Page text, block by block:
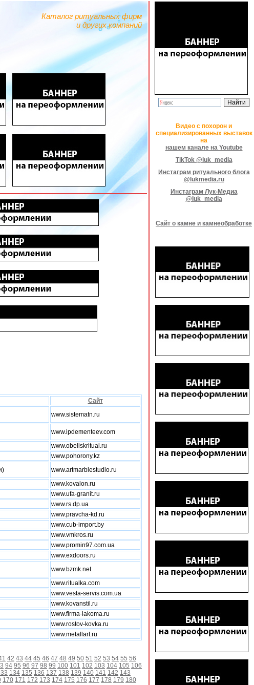
Каталог ритуальных фирм
и других компаний
Сайт
www.sistematn.ru
www.ipdementeev.com
www.obeliskritual.ru
www.pohorony.kz
www.artmarblestudio.ru
www.kovalon.ru
www.ufa-granit.ru
www.rs.dp.ua
www.pravcha-kd.ru
www.cub-import.by
www.vmkros.ru
www.promin97.com.ua
www.exdoors.ru
www.bzmk.net
www.ritualka.com
www.vesta-servis.com.ua
www.kovanstil.ru
www.firma-lakoma.ru
www.rostov-kovka.ru
www.metallart.ru
42 43 44 45 46 47 48 49 50 51 52 53 54 55 56
94 95 96 97 98 99 100 101 102 103 104 105 106
134 135 136 137 138 139 140 141 142 143
170 171 172 173 174 175 176 177 178 179 180
Видео с похорон и
специализированных выставок
на
нашем канале на Youtube
TikTok @luk_media
Инстаграм ритуального блога
@lukmedia.ru
Инстаграм Лук-Медиа
@luk_media
Сайт о камне и камнеобработке